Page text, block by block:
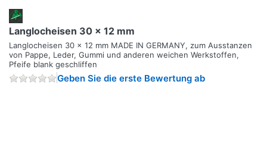
Langlocheisen 30 x 12 mm
Langlocheisen 30 x 12 mm MADE IN GERMANY, zum Ausstanzen
von Pappe, Leder, Gummi und anderen weichen Werkstoffen,
Pfeife blank geschliffen
Geben Sie die erste Bewertung ab